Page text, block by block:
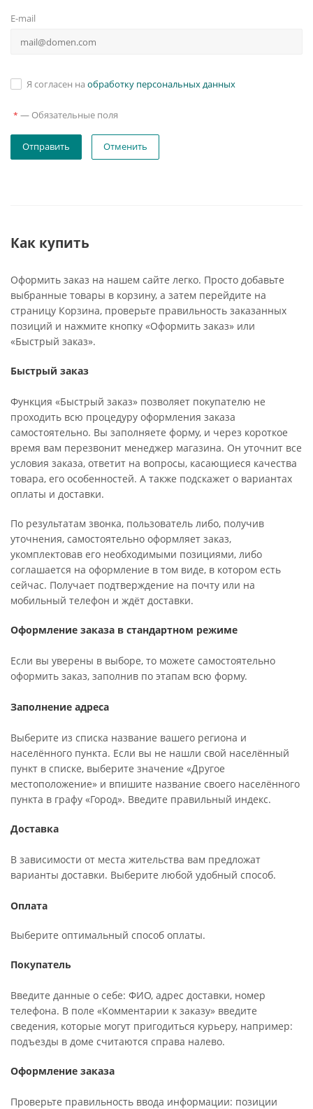
E-mail
Я согласен на обработку персональных данных
* — Обязательные поля
Отменить
Как купить
Оформить заказ на нашем сайте легко. Просто добавьте
выбранные товары в корзину, а затем перейдите на
страницу Корзина, проверьте правильность заказанных
позиций и нажмите кнопку «Оформить заказ» или
«Быстрый заказ».
Быстрый заказ
Функция «Быстрый заказ» позволяет покупателю не
проходить всю процедуру оформления заказа
самостоятельно. Вы заполняете форму, и через короткое
время вам перезвонит менеджер магазина. Он уточнит все
условия заказа, ответит на вопросы, касающиеся качества
товара, его особенностей. А также подскажет о вариантах
оплаты и доставки.
По результатам звонка, пользователь либо, получив
уточнения, самостоятельно оформляет заказ,
укомплектовав его необходимыми позициями, либо
соглашается на оформление в том виде, в котором есть
сейчас. Получает подтверждение на почту или на
мобильный телефон и ждёт доставки.
Оформление заказа в стандартном режиме
Если вы уверены в выборе, то можете самостоятельно
оформить заказ, заполнив по этапам всю форму.
Заполнение адреса
Выберите из списка название вашего региона и
населённого пункта. Если вы не нашли свой населённый
пункт в списке, выберите значение «Другое
местоположение» и впишите название своего населённого
пункта в графу «Город». Введите правильный индекс.
Доставка
В зависимости от места жительства вам предложат
варианты доставки. Выберите любой удобный способ.
Оплата
Выберите оптимальный способ оплаты.
Покупатель
Введите данные о себе: ФИО, адрес доставки, номер
телефона. В поле «Комментарии к заказу» введите
сведения, которые могут пригодиться курьеру, например:
подъезды в доме считаются справа налево.
Оформление заказа
Проверьте правильность ввода информации: позиции